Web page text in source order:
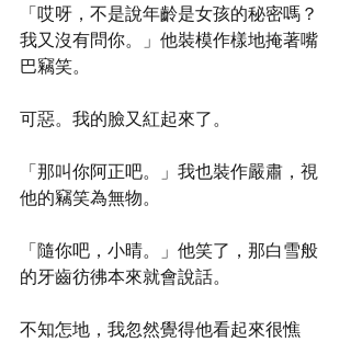
「哎呀，不是說年齡是女孩的秘密嗎？
我又沒有問你。」他裝模作樣地掩著嘴
巴竊笑。
可惡。我的臉又紅起來了。
「那叫你阿正吧。」我也裝作嚴肅，視
他的竊笑為無物。
「隨你吧，小晴。」他笑了，那白雪般
的牙齒彷彿本來就會說話。
不知怎地，我忽然覺得他看起來很憔